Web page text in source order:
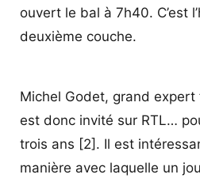
ouvert le bal à 7h40. C’est
deuxième couche.
Michel Godet, grand
est donc invité sur RTL…
trois ans [2]. Il est
manière avec laquelle un